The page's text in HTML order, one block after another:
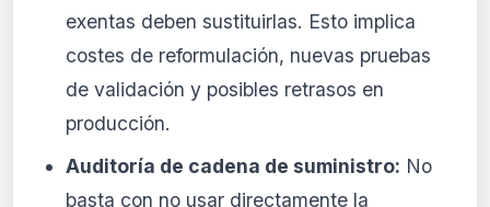
exentas deben sustituirlas. Esto implica
costes de reformulación, nuevas pruebas
de validación y posibles retrasos en
producción.
Auditoría de cadena de suministro: No
basta con no usar directamente la